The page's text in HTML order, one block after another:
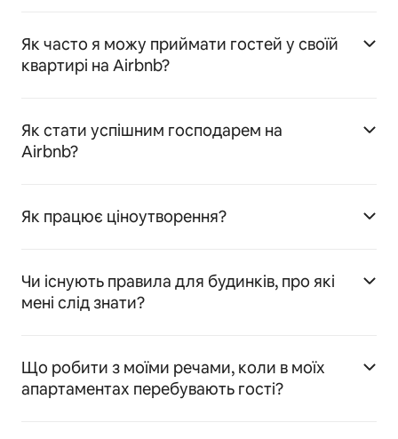
Як часто я можу приймати гостей у своїй
квартирі на Airbnb?
Як стати успішним господарем на
Airbnb?
Як працює ціноутворення?
Чи існують правила для будинків, про які
мені слід знати?
Що робити з моїми речами, коли в моїх
апартаментах перебувають гості?